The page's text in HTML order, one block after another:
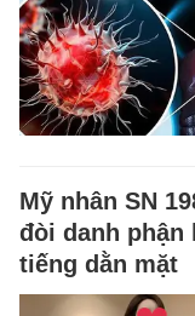
Mỹ nhân SN
đòi danh
tiếng dằn mặt